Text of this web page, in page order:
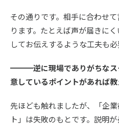
その通りです。相手に合わせ
ります。たとえば声が届きに
してお伝えするような工夫も必
━━━逆に現場でありがちなス
意しているポイントがあれば教
先ほども触れましたが、「企
ト」は失敗のもとです。説明